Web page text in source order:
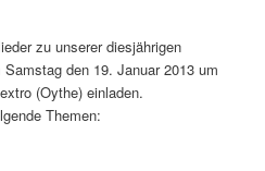
zu unserer diesjährigen
den 19. Januar 2013 um
(Oythe) einladen.
Themen: